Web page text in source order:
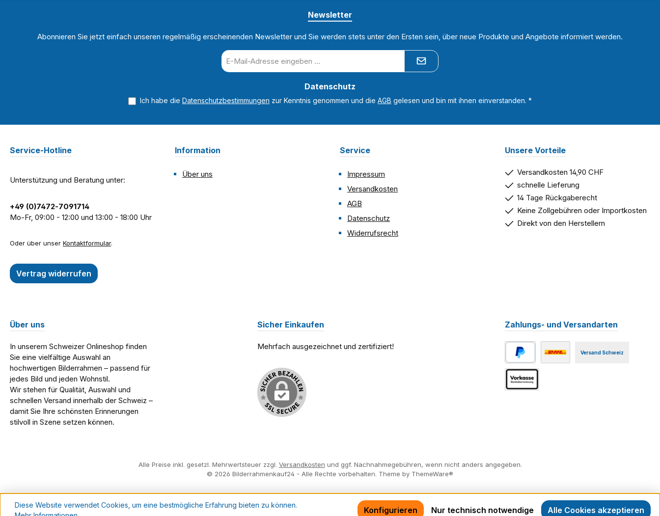
Newsletter
Abonnieren Sie jetzt einfach unseren regelmäßig erscheinenden Newsletter und Sie werden stets unter den Ersten sein, über neue Produkte und Angebote informiert werden.
E-
Mail-
Datenschutz
Ich habe die Datenschutzbestimmungen zur Kenntnis genommen und die AGB gelesen und bin mit ihnen einverstanden. *
Service-Hotline
Unterstützung und Beratung unter:
+49 (0)7472-7091714
Mo-Fr, 09:00 - 12:00 und 13:00 - 18:00 Uhr
Oder über unser Kontaktformular.
Vertrag widerrufen
Information
Über uns
Service
Impressum
Versandkosten
AGB
Datenschutz
Widerrufsrecht
Unsere Vorteile
Versandkosten 14,90 CHF
schnelle Lieferung
14 Tage Rückgaberecht
Keine Zollgebühren oder Importkosten
Direkt von den Herstellern
Über uns
In unserem Schweizer Onlineshop finden
Sie eine vielfältige Auswahl an
hochwertigen Bilderrahmen – passend für
jedes Bild und jeden Wohnstil.
Wir stehen für Qualität, Auswahl und
schnellen Versand innerhalb der Schweiz –
damit Sie Ihre schönsten Erinnerungen
stilvoll in Szene setzen können.
Sicher Einkaufen
Mehrfach ausgezeichnet und zertifiziert!
Zahlungs- und Versandarten
PayPal
Versand Schweiz
Alle Preise inkl. gesetzl. Mehrwertsteuer zzgl. Versandkosten und ggf. Nachnahmegebühren, wenn nicht anders angegeben.
© 2026 Bilderrahmenkauf24 - Alle Rechte vorbehalten. Theme by ThemeWare®
Diese Website verwendet Cookies, um eine bestmögliche Erfahrung bieten zu können.
Nur technisch notwendige
Konfigurieren Alle Cookies akzeptieren